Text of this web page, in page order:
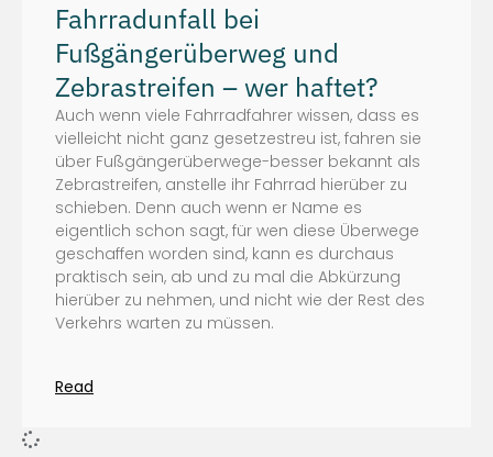
Fahrradunfall bei
Fußgängerüberweg und
Zebrastreifen – wer haftet?
Auch wenn viele Fahrradfahrer wissen, dass es
vielleicht nicht ganz gesetzestreu ist, fahren sie
über Fußgängerüberwege-besser bekannt als
Zebrastreifen, anstelle ihr Fahrrad hierüber zu
schieben. Denn auch wenn er Name es
eigentlich schon sagt, für wen diese Überwege
geschaffen worden sind, kann es durchaus
praktisch sein, ab und zu mal die Abkürzung
hierüber zu nehmen, und nicht wie der Rest des
Verkehrs warten zu müssen.
Read